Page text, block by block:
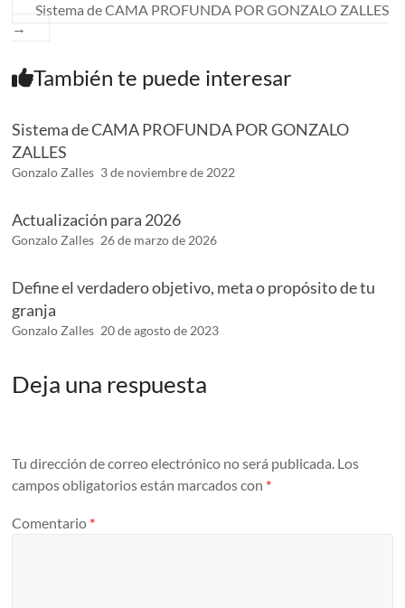
Sistema de CAMA PROFUNDA POR GONZALO ZALLES
→
También te puede interesar
Sistema de CAMA PROFUNDA POR GONZALO
ZALLES
Gonzalo Zalles 3 de noviembre de 2022
Actualización para 2026
Gonzalo Zalles 26 de marzo de 2026
Define el verdadero objetivo, meta o propósito de tu
granja
Gonzalo Zalles 20 de agosto de 2023
Deja una respuesta
Tu dirección de correo electrónico no será publicada. Los
campos obligatorios están marcados con *
Comentario *